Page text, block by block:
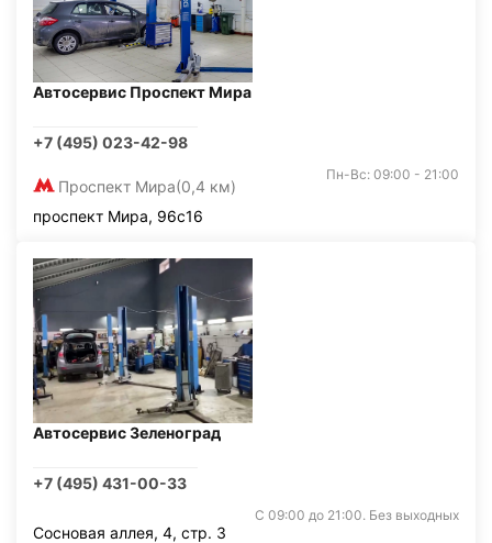
Автосервис Проспект Мира
+7 (495) 023-42-98
Проспект Мира(0,4 км)
Пн-Вс: 09:00 - 21:00
проспект Мира, 96с16
Автосервис Зеленоград
+7 (495) 431-00-33
С 09:00 до 21:00. Без выходных
Сосновая аллея, 4, стр. 3